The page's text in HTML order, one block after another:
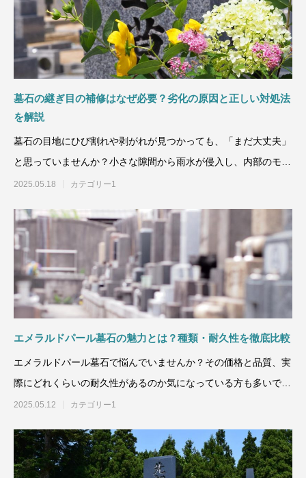
墓石の継ぎ目の補修はなぜ必要？劣化の原因と正しい対処法
を解説
墓石の目地にひび割れや剥がれが見つかっても、「まだ大丈夫」
と思っていませんか？小さな隙間から雨水が侵入し、内部のモル
タルが劣化すれば、墓
2025.05.18 カテゴリー1
エメラルドパール墓石の魅力とは？種類・耐久性を徹底比較
エメラルドパール墓石で悩んでいませんか？その価格と品質、実
際にどれくらいの耐久性があるのか気になっている方も多いでし
ょう。あ
2025.05.12 カテゴリー1